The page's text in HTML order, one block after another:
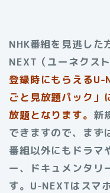
NHK番組を見逃した
NEXT（ユーネクス
登録時にもらえるU-
ごと見放題パック」
放題となります。 新
できますので、まず
番組以外にもドラマ
ー、ドキュメンタリ
す。U-NEXTはスマ